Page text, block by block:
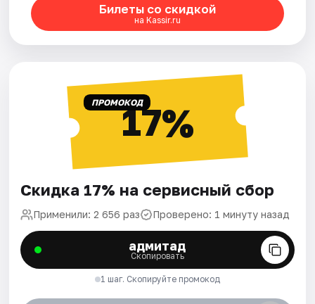
Билеты со скидкой
на Kassir.ru
ПРОМОКОД17%
Скидка 17% на сервисный сбор
Применили: 2 656 раз Проверено: 1 минуту назад
адмитад
Скопировать
1 шаг. Скопируйте промокод